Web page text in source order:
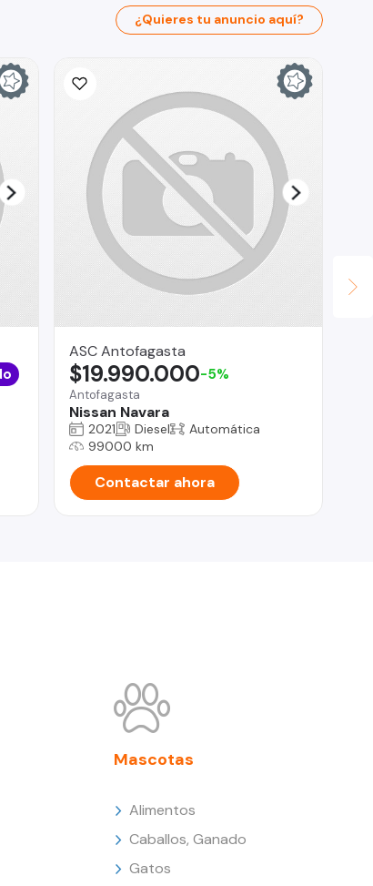
¿Quieres tu anuncio aquí?
ASC Antofagasta
Antofagasta
Nissan Navara
$19.990.000-5%
2021 Diesel
Automática
99000 km
Contactar ahora
Mascotas
Alimentos
Caballos, Ganado
Gatos